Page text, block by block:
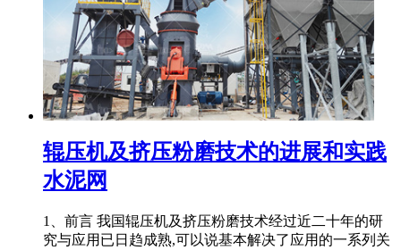
辊压机及挤压粉磨技术的进展和实践
水泥网
1、前言 我国辊压机及挤压粉磨技术经过近二十年的研
究与应用已日趋成熟,可以说基本解决了应用的一系列关